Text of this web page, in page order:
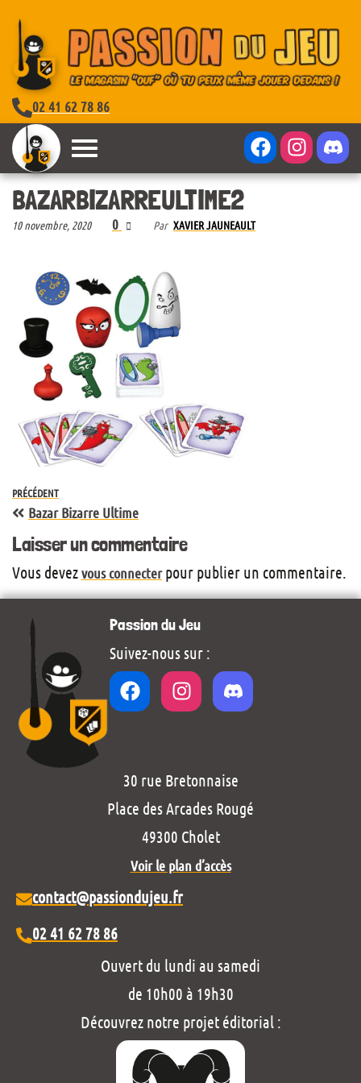
02 41 62 78 86
BAZARBIZARREULTIME2
10 novembre, 2020 0 Par XAVIER JAUNEAULT
PRÉCÉDENT
Bazar Bizarre Ultime
Laisser un commentaire
Vous devezvous connecterpour publier un commentaire.
Passion du Jeu
Suivez-nous sur :
30 rue Bretonnaise
Place des Arcades Rougé
49300 Cholet
Voir le plan d’accès
contact@passiondujeu.fr
02 41 62 78 86
Ouvert du lundi au samedi
de 10h00 à 19h30
Découvrez notre projet éditorial :